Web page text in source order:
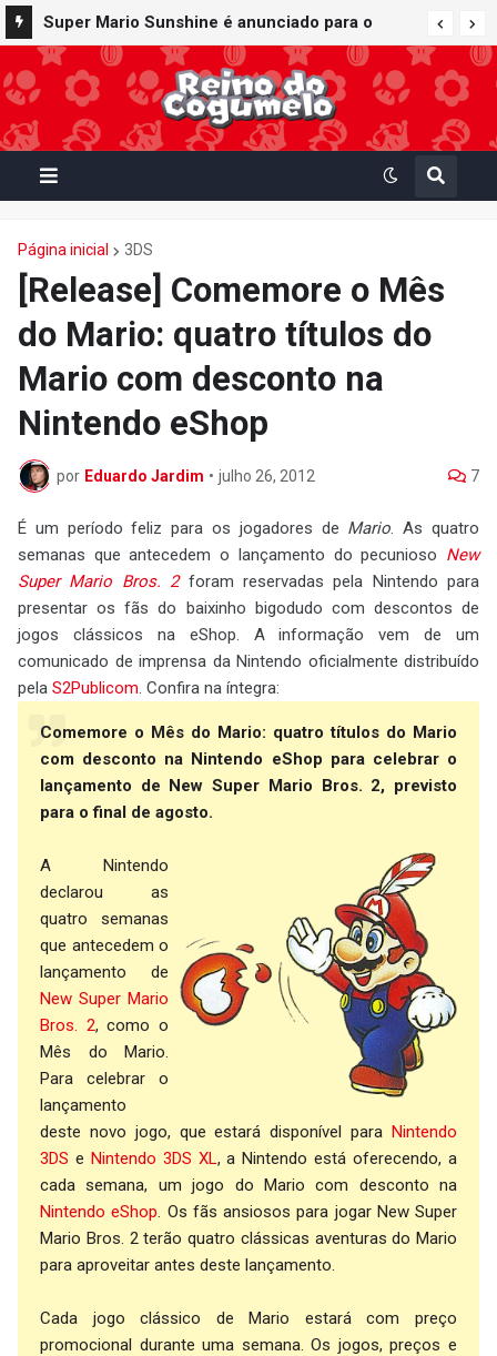
Super Mario Sunshine é anunciado para o
Nintendo GameCube - Nintendo Classics do
Nintendo Switch Online
Página inicial 3DS
[Release] Comemore o Mês
do Mario: quatro títulos do
Mario com desconto na
Nintendo eShop
por Eduardo Jardim • julho 26, 2012 7
É um período feliz para os jogadores de Mario. As quatro
semanas que antecedem o lançamento do pecunioso New
Super Mario Bros. 2foram reservadas pela Nintendo para
presentar os fãs do baixinho bigodudo com descontos de
jogos clássicos na eShop. A informação vem de um
comunicado de imprensa da Nintendo oficialmente distribuído
pela S2Publicom. Confira na íntegra:
Comemore o Mês do Mario: quatro títulos do Mario
com desconto na Nintendo eShop para celebrar o
lançamento de New Super Mario Bros. 2, previsto
para o final de agosto.
A Nintendo
declarou as
quatro semanas
que antecedem o
lançamento de
New Super Mario
Bros. 2, como o
Mês do Mario.
Para celebrar o
lançamento
deste novo jogo, que estará disponível para Nintendo
3DS e Nintendo 3DS XL, a Nintendo está oferecendo, a
cada semana, um jogo do Mario com desconto na
Nintendo eShop. Os fãs ansiosos para jogar New Super
Mario Bros. 2 terão quatro clássicas aventuras do Mario
para aproveitar antes deste lançamento.
Cada jogo clássico de Mario estará com preço
promocional durante uma semana. Os jogos, preços e